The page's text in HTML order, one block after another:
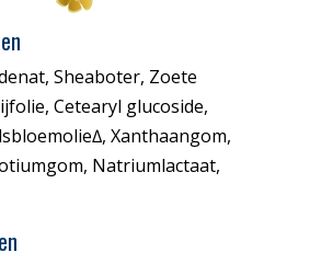
Sheaboter, Zoete
Cetearyl glucoside,
Xanthaangom,
Natriumlactaat,